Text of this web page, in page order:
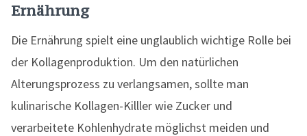
Ernährung
Die Ernährung spielt eine unglaublich wichtige Rolle bei
der Kollagenproduktion. Um den natürlichen
Alterungsprozess zu verlangsamen, sollte man
kulinarische Kollagen-Killler wie Zucker und
verarbeitete Kohlenhydrate möglichst meiden und